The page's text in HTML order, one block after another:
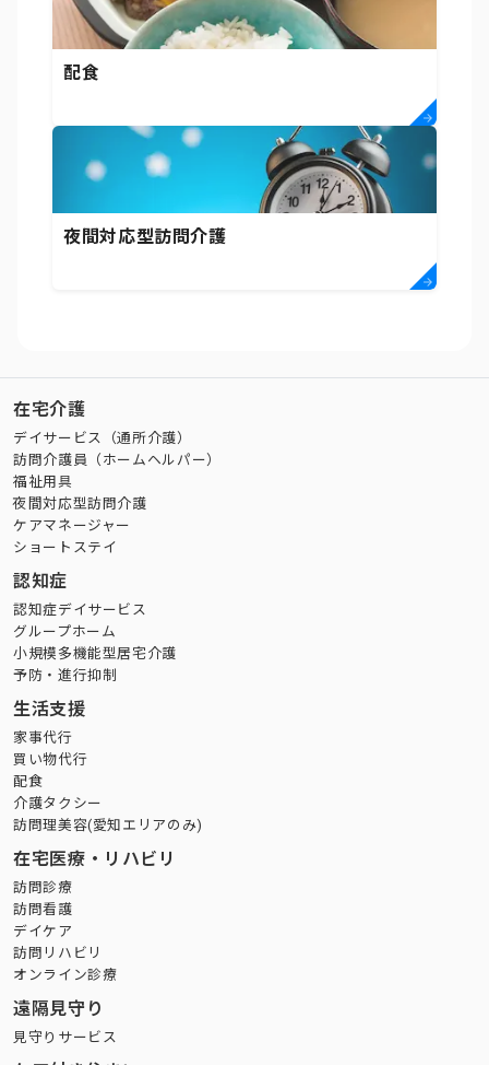
配食
夜間対応型訪問介護
在宅介護
デイサービス（通所介護）
訪問介護員（ホームヘルパー）
福祉用具
夜間対応型訪問介護
ケアマネージャー
ショートステイ
認知症
認知症デイサービス
グループホーム
小規模多機能型居宅介護
予防・進行抑制
生活支援
家事代行
買い物代行
配食
介護タクシー
訪問理美容(愛知エリアのみ)
在宅医療・リハビリ
訪問診療
訪問看護
デイケア
訪問リハビリ
オンライン診療
遠隔見守り
見守りサービス